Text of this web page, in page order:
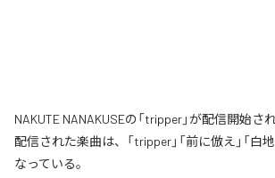
NAKUTE NANAKUSEの「tripper」が配信開始
配信された楽曲は、「tripper」「前に倣え」「白
なっている。